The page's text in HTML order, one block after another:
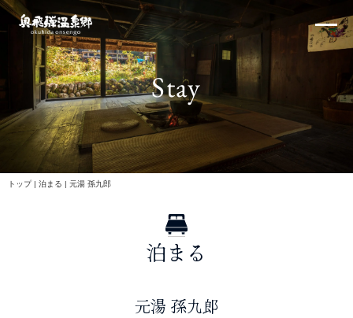
内
容
ッ
プ
Stay
トップ| 泊まる | 元湯 孫九郎
泊まる
元湯 孫九郎
×
北アルプス